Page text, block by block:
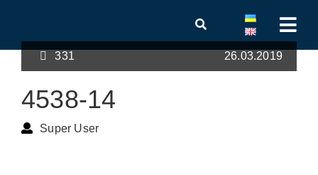
331 26.03.2019
4538-14
Super User